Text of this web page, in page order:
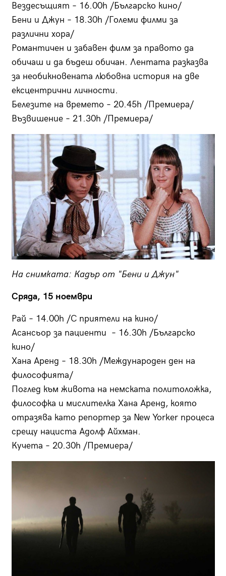
Вездесъщият – 16.00h /Българско кино/
Бени и Джун – 18.30h /Големи филми за
различни хора/
Романтичен и забавен филм за правото да
обичаш и да бъдеш обичан. Лентата разказва
за необикновената любовна история на две
ексцентрични личности.
Белезите на времето – 20.45h /Премиера/
Възвишение – 21.30h /Премиера/
На снимката: Кадър от "Бени и Джун"
Сряда, 15 ноември
Рай – 14.00h /С приятели на кино/
Асансьор за пациенти – 16.30h /Българско
кино/
Хана Аренд – 18.30h /Международен ден на
философията/
Поглед към живота на немската политоложка,
философка и мислителка Хана Аренд, която
отразява като репортер за New Yorker процеса
срещу нациста Адолф Айхман.
Кучета – 20.30h /Премиера/